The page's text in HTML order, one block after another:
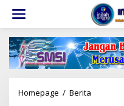
konten
Homepage / Berita